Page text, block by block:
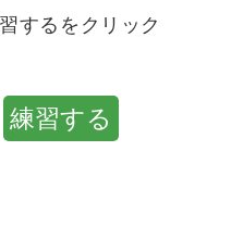
するをクリック
練習する